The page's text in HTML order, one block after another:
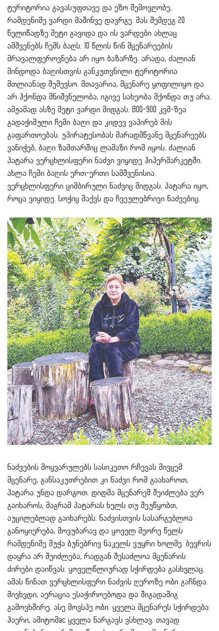
ტერიტორია გავასუფთავე და ეზო შემოვღობე,
რამდენიმე ვარდი მაშინვე დავრგე. მას შემდეგ 20
წელიწადზე მეტი გავიდა და ის ვარდები ახლაც
ამშვენებს ჩემს ბაღს. 10 წლის წინ მცენარეების
მრავალფეროვნება არ იყო ბაზარზე. არადა, ძალიან
მინდოდა ბაღისთვის განკუთვნილი ტერიტორია
მთლიანად შემევსო. მთავარია, მცენარე ყოფილიყო და
არ ჰქონდა მნიშვნელობა, იგივე სახეობა მქონდა თუ არა.
ამჟამად ასზე მეტი ვარდი მიდგას. 800-900 კვმ-ზეა
გადაჭიმული ჩემი ბაღი და კიდევ ვაპირებ მის
გაფართოებას. უპირატესობას მარადმწვანე მცენარეებს
ვანიჭებ, ბაღი ზამთარშიც ლამაზი რომ იყოს. ძალიან
პატარა ვერცხლისფერი ნაძვი ვიყიდე ჰიპერმარკეტში.
ახლა ჩემი ბაღის ერთ-ერთი სამშვენისია.
ვერცხლისფერი ციმბირული ნაძვიც მიდგას. პატარა იყო,
როცა ვიყიდე. სოჭიც მაქვს და ჩვეულებრივი ნაძვებიც.
ნაძვების მოყვარულებს სასიკეთო რჩევას მივცემ:
მცენარე, განსაკუთრებით კი ნაძვი რომ გაახაროთ,
პატარა უნდა დარგოთ. დიდმა მცენარემ შეიძლება ვერ
გაიხაროს, მაგრამ პატარას ხელს თუ შეუწყობთ,
აუცილებლად გაიხარებს. ნაძვისთვის სასარგებლოა
განოყიერება, მოვუბარავ და ყოველ მეორე წელს
რამდენიმე მუჭა ბუნებრივ ნაკელს ვუყრი ხოლმე. ბევრის
დაყრა არ შეიძლება, რადგან შესაძლოა მცენარის
ძირები დაიწვას. ყოველწლიურად სჭირდება გასხვლაც.
ამას წინათ ვერცხლისფერი ნაძვის ღეროზე ობი გაჩნდა.
მივხვდი, აერაცია ესაჭიროებოდა და შიგადაშიგ
გამოვხშირე. ასე მოვსპე ობი. ყველა მცენარეს სჭირდება
ჰაერი, ამიტომac ყველა ნარგავს ვსხლავ. თავად